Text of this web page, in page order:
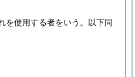
を使用する者をいう。以下同